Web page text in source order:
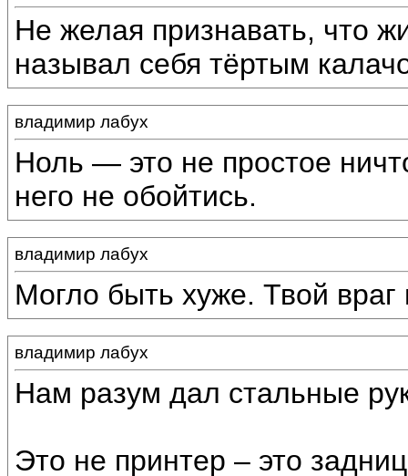
Не желая признавать, что
называл себя тёртым
владимир лабух
Ноль — это не простое
него не обойтись.
владимир лабух
Могло быть хуже. Твой
владимир лабух
Нам разум дал стальные
Это не принтер – это